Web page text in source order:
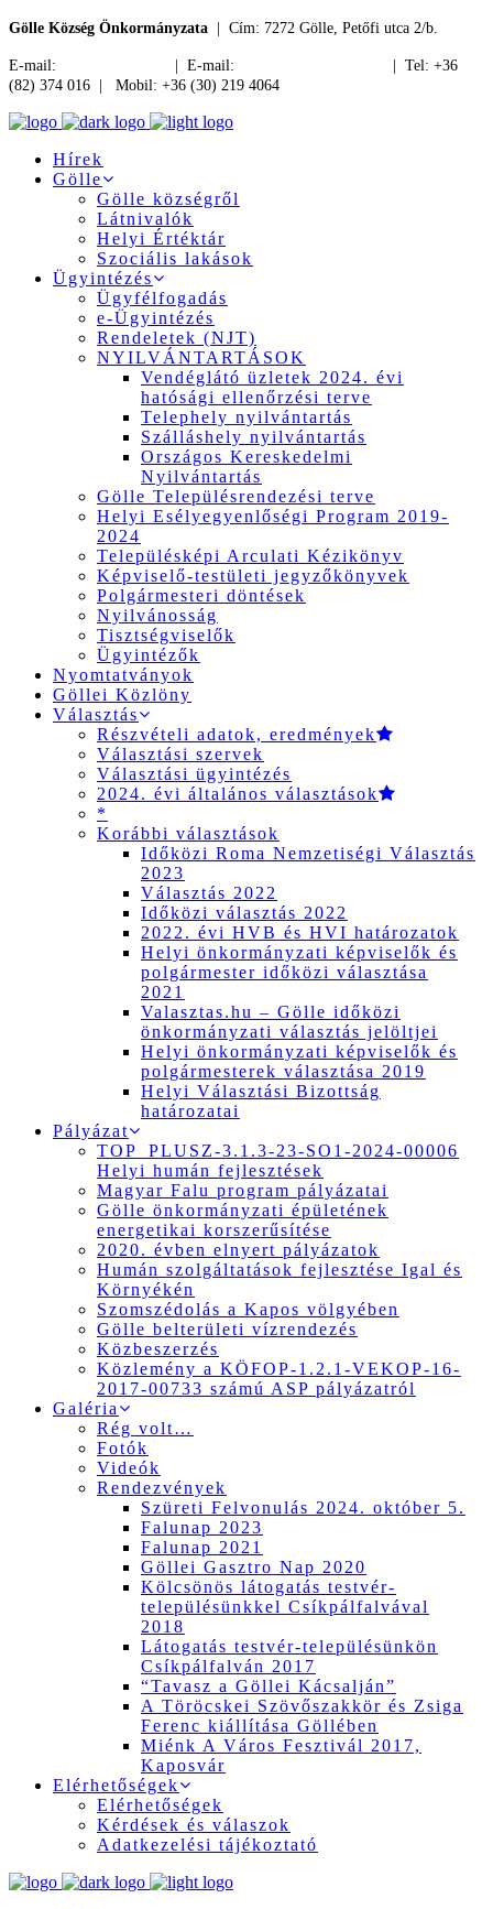
Gölle Község Önkormányzata | Cím: 7272 Gölle, Petőfi utca 2/b.
E-mail: | E-mail:
| Tel: +36
(82) 374 016 | Mobil: +36 (30) 219 4064
Hírek
Gölle
Gölle községről
Látnivalók
Helyi Értéktár
Szociális lakások
Ügyintézés
Ügyfélfogadás
e-Ügyintézés
Rendeletek (NJT)
NYILVÁNTARTÁSOK
Vendéglátó üzletek 2024. évi
hatósági ellenőrzési terve
Telephely nyilvántartás
Szálláshely nyilvántartás
Országos Kereskedelmi
Nyilvántartás
Gölle Településrendezési terve
Helyi Esélyegyenlőségi Program 2019-
2024
Településképi Arculati Kézikönyv
Képviselő-testületi jegyzőkönyvek
Polgármesteri döntések
Nyilvánosság
Tisztségviselők
Ügyintézők
Nyomtatványok
Göllei Közlöny
Választás
Részvételi adatok, eredmények
Választási szervek
Választási ügyintézés
2024. évi általános választások
*
Korábbi választások
Időközi Roma Nemzetiségi Választás
2023
Választás 2022
Időközi választás 2022
2022. évi HVB és HVI határozatok
Helyi önkormányzati képviselők és
polgármester időközi választása
2021
Valasztas.hu – Gölle időközi
önkormányzati választás jelöltjei
Helyi önkormányzati képviselők és
polgármesterek választása 2019
Helyi Választási Bizottság
határozatai
Pályázat
TOP_PLUSZ-3.1.3-23-SO1-2024-00006
Helyi humán fejlesztések
Magyar Falu program pályázatai
Gölle önkormányzati épületének
energetikai korszerűsítése
2020. évben elnyert pályázatok
Humán szolgáltatások fejlesztése Igal és
Környékén
Szomszédolás a Kapos völgyében
Gölle belterületi vízrendezés
Közbeszerzés
Közlemény a KÖFOP-1.2.1-VEKOP-16-
2017-00733 számú ASP pályázatról
Galéria
Rég volt…
Fotók
Videók
Rendezvények
Szüreti Felvonulás 2024. október 5.
Falunap 2023
Falunap 2021
Göllei Gasztro Nap 2020
Kölcsönös látogatás testvér-
településünkkel Csíkpálfalvával
2018
Látogatás testvér-településünkön
Csíkpálfalván 2017
“Tavasz a Göllei Kácsalján”
A Töröcskei Szövőszakkör és Zsiga
Ferenc kiállítása Göllében
Miénk A Város Fesztivál 2017,
Kaposvár
Elérhetőségek
Elérhetőségek
Kérdések és válaszok
Adatkezelési tájékoztató